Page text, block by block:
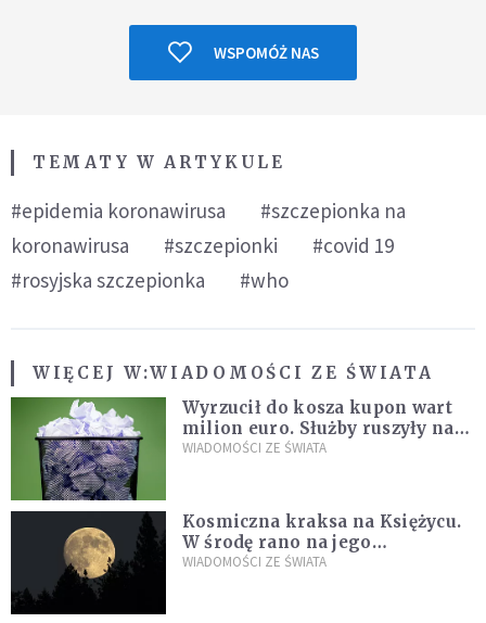
WSPOMÓŻ NAS
TEMATY W ARTYKULE
#epidemia koronawirusa
#szczepionka na
koronawirusa
#szczepionki
#covid 19
#rosyjska szczepionka
#who
WIĘCEJ W:WIADOMOŚCI ZE ŚWIATA
Wyrzucił do kosza kupon wart
milion euro. Służby ruszyły na
poszukiwania
WIADOMOŚCI ZE ŚWIATA
Kosmiczna kraksa na Księżycu.
W środę rano na jego
powierzchni dojdzie do
WIADOMOŚCI ZE ŚWIATA